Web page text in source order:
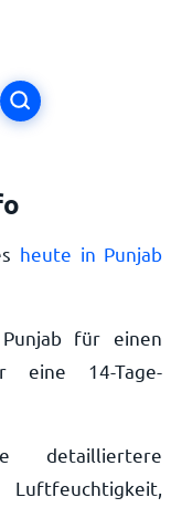
heute in Punjab
für einen
eine 14-Tage-